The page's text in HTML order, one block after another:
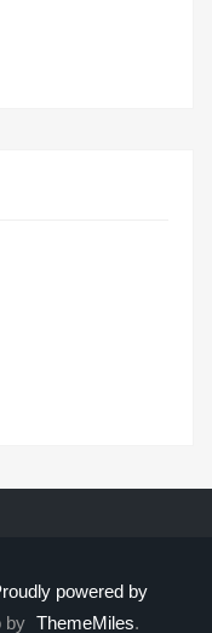
powered by
by ThemeMiles.